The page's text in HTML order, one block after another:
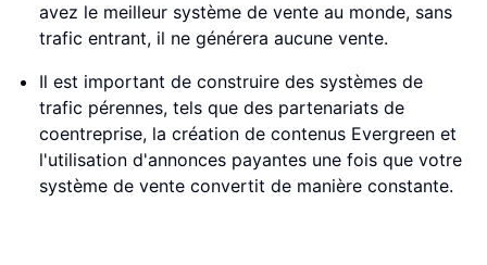
avez le meilleur système de vente au monde, sans
trafic entrant, il ne générera aucune vente.
Il est important de construire des systèmes de
trafic pérennes, tels que des partenariats de
coentreprise, la création de contenus Evergreen et
l'utilisation d'annonces payantes une fois que votre
système de vente convertit de manière constante.